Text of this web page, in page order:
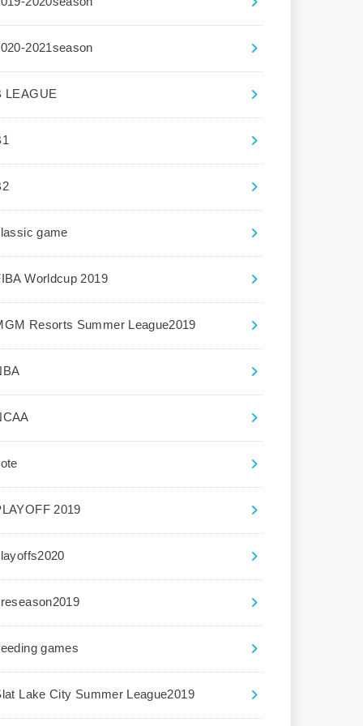
2021season
LEAGUE
game
Worldcup 2019
Resorts Summer League2019
2019
games
Lake City Summer League2019